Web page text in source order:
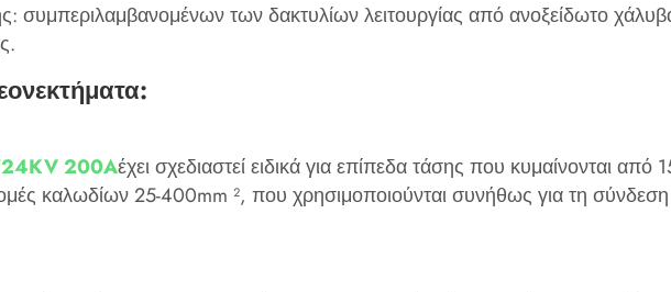
συμπεριλαμβανομένων των δακτυλίων λειτουργίας από ανοξείδωτο
24KV 200Aέχει σχεδιαστεί ειδικά για επίπεδα τάσης που κυμαίνονται
καλωδίων 25-400mm ², που χρησιμοποιούνται συνήθως για τη σύνδεση